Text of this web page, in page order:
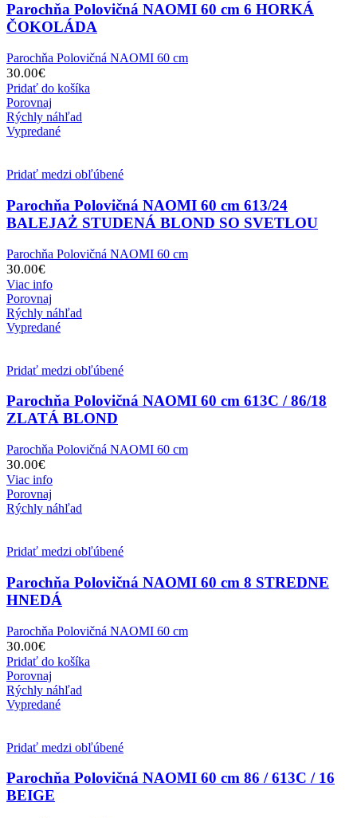
Parochňa Polovičná NAOMI 60 cm 6 HORKÁ
ČOKOLÁDA
Parochňa Polovičná NAOMI 60 cm
30.00€
Pridať do košíka
Porovnaj
Rýchly náhľad
Vypredané
Pridať medzi obľúbené
Parochňa Polovičná NAOMI 60 cm 613/24
BALEJAŻ STUDENÁ BLOND SO SVETLOU
Parochňa Polovičná NAOMI 60 cm
30.00€
Viac info
Porovnaj
Rýchly náhľad
Vypredané
Pridať medzi obľúbené
Parochňa Polovičná NAOMI 60 cm 613C / 86/18
ZLATÁ BLOND
Parochňa Polovičná NAOMI 60 cm
30.00€
Viac info
Porovnaj
Rýchly náhľad
Pridať medzi obľúbené
Parochňa Polovičná NAOMI 60 cm 8 STREDNE
HNEDÁ
Parochňa Polovičná NAOMI 60 cm
30.00€
Pridať do košíka
Porovnaj
Rýchly náhľad
Vypredané
Pridať medzi obľúbené
Parochňa Polovičná NAOMI 60 cm 86 / 613C / 16
BEIGE